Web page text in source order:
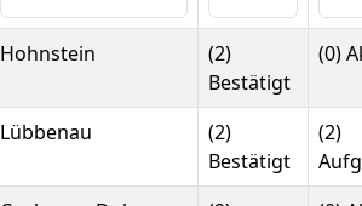
Hohnstein
(2)
Bestätigt
(0)
Lübbenau
(2)
Bestätigt
(2)